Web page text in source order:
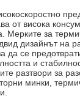
от висока
Мерките за
дизайнът на
да се
и
разтвори за
минки,